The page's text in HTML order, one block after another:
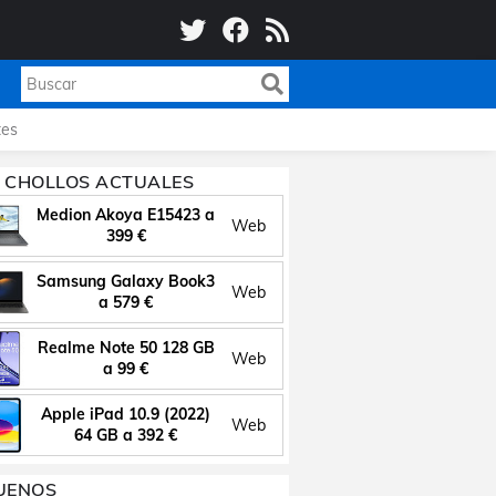
CHOLLOS ACTUALES
Medion Akoya E15423 a
399 €
Web
Samsung Galaxy Book3
a 579 €
Web
Realme Note 50 128 GB
a 99 €
Web
Apple iPad 10.9 (2022)
64 GB a 392 €
Web